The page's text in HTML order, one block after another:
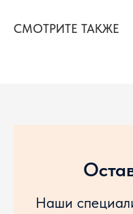
СМОТРИТЕ ТАКЖЕ
Наши